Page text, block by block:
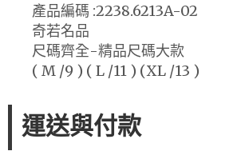
產品編碼 :2238.6213A-02
奇若名品
尺碼齊全-精品尺碼大款
( M /9 ) ( L /11 ) (XL /13 )
運送與付款